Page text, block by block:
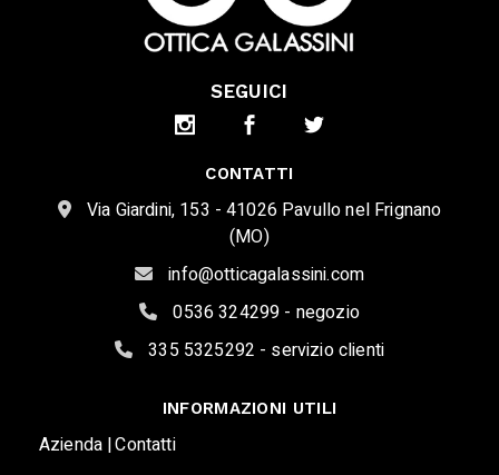
SEGUICI
CONTATTI
Via Giardini, 153 - 41026 Pavullo nel Frignano
(MO)
info@otticagalassini.com
0536 324299 - negozio
335 5325292 - servizio clienti
INFORMAZIONI UTILI
Azienda |Contatti